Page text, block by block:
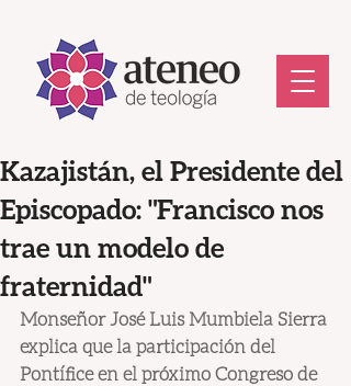
Kazajistán, el Presidente del
Episcopado: "Francisco nos
trae un modelo de
fraternidad"
Monseñor José Luis Mumbiela Sierra
explica que la participación del
Pontífice en el próximo Congreso de